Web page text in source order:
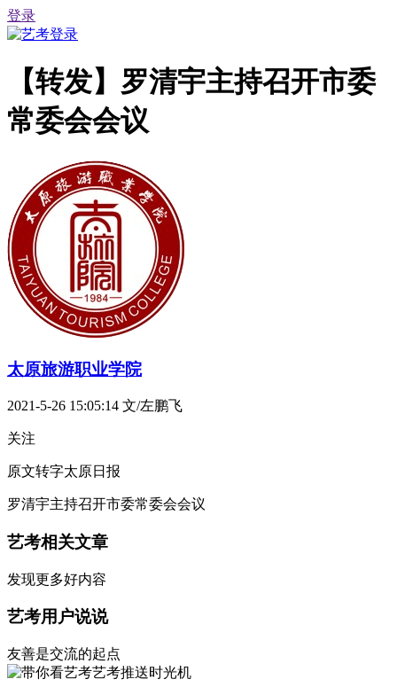
登录
【转发】罗清宇主持召开市委
常委会会议
太原旅游职业学院
2021-5-26 15:05:14 文/左鹏飞
关注
原文转字太原日报
罗清宇主持召开市委常委会会议
艺考相关文章
发现更多好内容
艺考用户说说
友善是交流的起点
艺考推送时光机